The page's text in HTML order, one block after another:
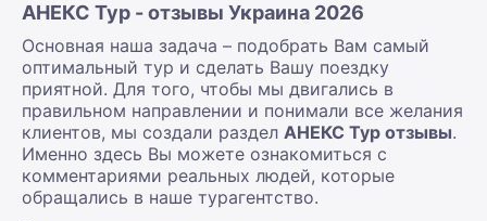
АНЕКС Тур - отзывы Украина 2026
Основная наша задача – подобрать Вам самый
оптимальный тур и сделать Вашу поездку
приятной. Для того, чтобы мы двигались в
правильном направлении и понимали все желания
клиентов, мы создали раздел АНЕКС Тур отзывы.
Именно здесь Вы можете ознакомиться с
комментариями реальных людей, которые
обращались в наше турагентство.